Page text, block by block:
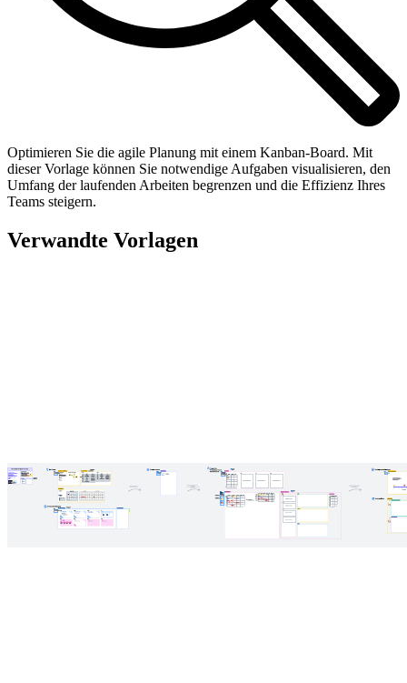
Optimieren Sie die agile Planung mit einem Kanban-Board. Mit
dieser Vorlage können Sie notwendige Aufgaben visualisieren, den
Umfang der laufenden Arbeiten begrenzen und die Effizienz Ihres
Teams steigern.
Verwandte Vorlagen